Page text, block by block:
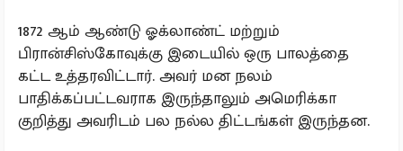
1872 ஆம் ஆண்டு ஓக்லாண்ட் மற்றும்
பிரான்சிஸ்கோவுக்கு இடையில் ஒரு பாலத்தை
கட்ட உத்தரவிட்டார். அவர் மன நலம்
பாதிக்கப்பட்டவராக இருந்தாலும் அமெரிக்கா
குறித்து அவரிடம் பல நல்ல திட்டங்கள் இருந்தன.